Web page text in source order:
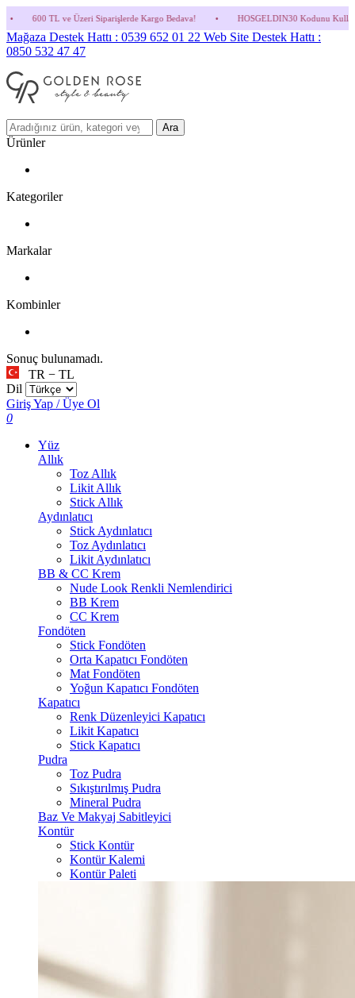
Siparişlerde Kargo Bedava! • HOSGELDIN30 Kodunu Kullanmayı Unutma!
Mağaza Destek Hattı : 0539 652 01 22 Web Site Destek Hattı :
0850 532 47 47
Ara
Ürünler
Kategoriler
Markalar
Kombinler
Sonuç bulunamadı.
TR − TL
Dil
Giriş Yap / Üye Ol
0
Yüz
Allık
Toz Allık
Likit Allık
Stick Allık
Aydınlatıcı
Stick Aydınlatıcı
Toz Aydınlatıcı
Likit Aydınlatıcı
BB & CC Krem
Nude Look Renkli Nemlendirici
BB Krem
CC Krem
Fondöten
Stick Fondöten
Orta Kapatıcı Fondöten
Mat Fondöten
Yoğun Kapatıcı Fondöten
Kapatıcı
Renk Düzenleyici Kapatıcı
Likit Kapatıcı
Stick Kapatıcı
Pudra
Toz Pudra
Sıkıştırılmış Pudra
Mineral Pudra
Baz Ve Makyaj Sabitleyici
Kontür
Stick Kontür
Kontür Kalemi
Kontür Paleti